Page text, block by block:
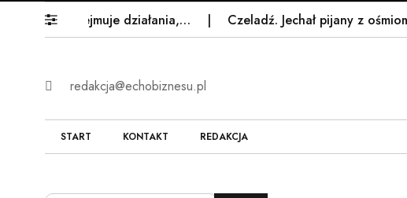
podejmuje działania,… Czeladź. Jechał pijany z ośmioma
redakcja@echobiznesu.pl
START KONTAKT REDAKCJA